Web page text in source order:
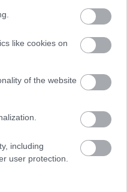
like cookies on
of the website
including
user protection.
mustárosan,